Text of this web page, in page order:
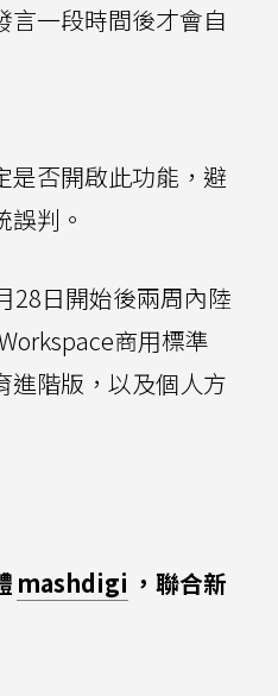
言一段時間後才會自
是否開啟此功能，避
判。
28日開始後兩周內陸
商用標準
進階版，以及個人方
mashdigi ，聯合新